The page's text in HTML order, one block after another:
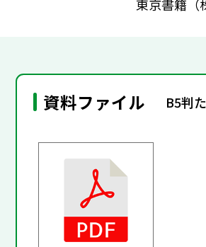
東京書籍
資料ファイル B5判